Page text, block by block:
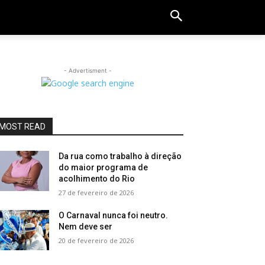
- Advertisment -
READ
Da rua como trabalho à direção
do maior programa de
acolhimento do Rio
27 de fevereiro de 2026
O Carnaval nunca foi neutro.
Nem deve ser
20 de fevereiro de 2026